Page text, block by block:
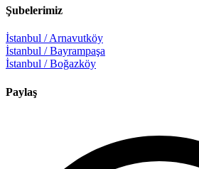
Şubelerimiz
İstanbul / Arnavutköy
İstanbul / Bayrampaşa
İstanbul / Boğazköy
Paylaş